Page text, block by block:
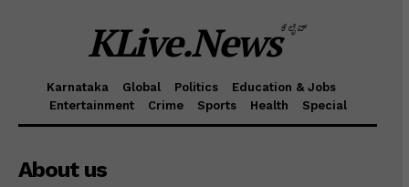
KLive.Newsಕೆಲೈವ್
Karnataka Global Politics
Education & Jobs
Entertainment
Crime Sports Health Special
About us